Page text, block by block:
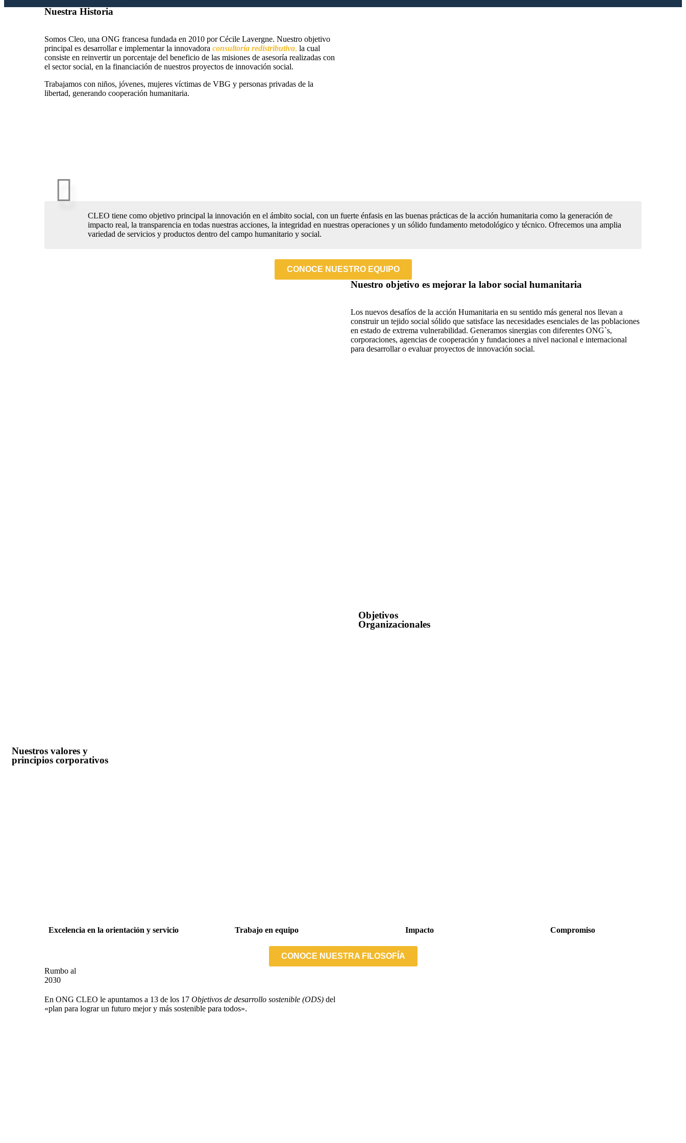
Nuestra Historia
Somos Cleo, una ONG francesa fundada en 2010 por Cécile Lavergne. Nuestro objetivo
principal es desarrollar e implementar la innovadora consultoría redistributiva, la cual
consiste en reinvertir un porcentaje del beneficio de las misiones de asesoría realizadas con
el sector social, en la financiación de nuestros proyectos de innovación social.
Trabajamos con niños, jóvenes, mujeres víctimas de VBG y personas privadas de la
libertad, generando cooperación humanitaria.
CLEO tiene como objetivo principal la innovación en el ámbito social, con un fuerte énfasis en las buenas prácticas de la acción humanitaria como la generación de
impacto real, la transparencia en todas nuestras acciones, la integridad en nuestras operaciones y un sólido fundamento metodológico y técnico. Ofrecemos una amplia
variedad de servicios y productos dentro del campo humanitario y social.
CONOCE NUESTRO EQUIPO
Nuestro objetivo es mejorar la labor social humanitaria
Los nuevos desafíos de la acción Humanitaria en su sentido más general nos llevan a
construir un tejido social sólido que satisface las necesidades esenciales de las poblaciones
en estado de extrema vulnerabilidad. Generamos sinergias con diferentes ONG`s,
corporaciones, agencias de cooperación y fundaciones a nivel nacional e internacional
para desarrollar o evaluar proyectos de innovación social.
Objetivos
Organizacionales
Nuestros valores y
principios corporativos
Excelencia en la orientación y servicio Trabajo en equipo Impacto Compromiso
CONOCE NUESTRA FILOSOFÍA
Rumbo al
2030
En ONG CLEO le apuntamos a 13 de los 17 Objetivos de desarrollo sostenible (ODS) del
«plan para lograr un futuro mejor y más sostenible para todos».